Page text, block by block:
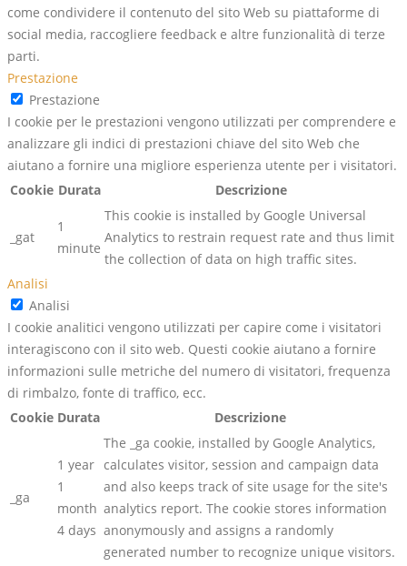
come condividere il contenuto del sito Web su piattaforme di
social media, raccogliere feedback e altre funzionalità di terze
parti.
Prestazione
Prestazione
I cookie per le prestazioni vengono utilizzati per comprendere e
analizzare gli indici di prestazioni chiave del sito Web che
aiutano a fornire una migliore esperienza utente per i visitatori.
Cookie Durata Descrizione
_gat
1
minute
This cookie is installed by Google Universal
Analytics to restrain request rate and thus limit
the collection of data on high traffic sites.
Analisi
Analisi
I cookie analitici vengono utilizzati per capire come i visitatori
interagiscono con il sito web. Questi cookie aiutano a fornire
informazioni sulle metriche del numero di visitatori, frequenza
di rimbalzo, fonte di traffico, ecc.
Cookie Durata Descrizione
_ga
1 year
1
month
4 days
The _ga cookie, installed by Google Analytics,
calculates visitor, session and campaign data
and also keeps track of site usage for the site's
analytics report. The cookie stores information
anonymously and assigns a randomly
generated number to recognize unique visitors.